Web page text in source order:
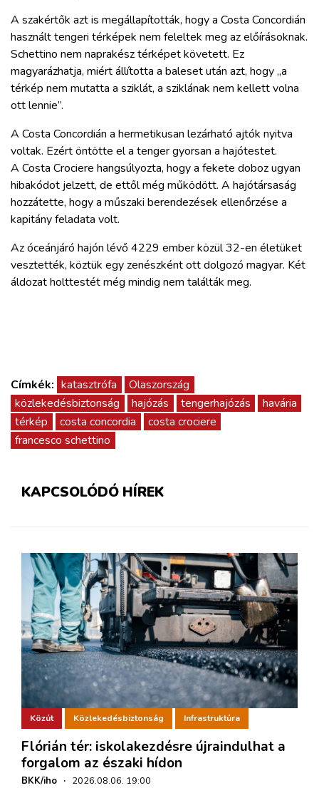
A szakértők azt is megállapították, hogy a Costa Concordián
használt tengeri térképek nem feleltek meg az előírásoknak.
Schettino nem naprakész térképet követett. Ez
magyarázhatja, miért állította a baleset után azt, hogy „a
térkép nem mutatta a sziklát, a sziklának nem kellett volna
ott lennie”.
A Costa Concordián a hermetikusan lezárható ajtók nyitva
voltak. Ezért öntötte el a tenger gyorsan a hajótestet.
A Costa Crociere hangsúlyozta, hogy a fekete doboz ugyan
hibakódot jelzett, de ettől még működött. A hajótársaság
hozzátette, hogy a műszaki berendezések ellenőrzése a
kapitány feladata volt.
Az óceánjáró hajón lévő 4229 ember közül 32-en életüket
vesztették, köztük egy zenészként ott dolgozó magyar. Két
áldozat holttestét még mindig nem találták meg.
Címkék: katasztrófa
Olaszország
közlekedésbiztonság
hajózás tengerhajózás
havária
térkép
costa concordia
costa crociere
francesco schettino
KAPCSOLÓDÓ HÍREK
Közút Közlekedésbiztonság Infrastruktúra
Flórián tér: iskolakezdésre újraindulhat a
forgalom az északi hídon
BKK/iho · 2026.08.06. 19:00